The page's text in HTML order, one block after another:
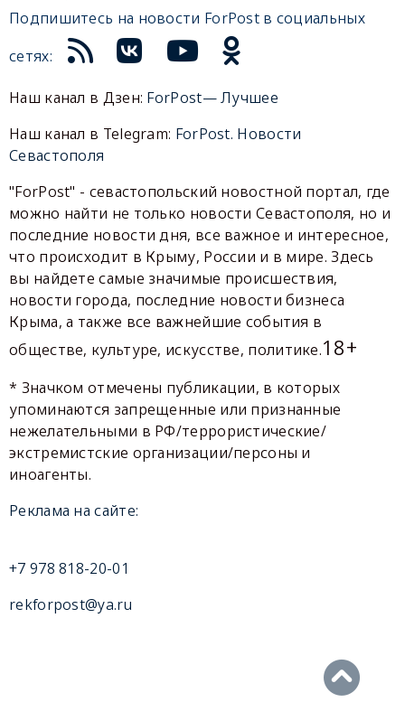
Подпишитесь на новости ForPost в социальных
сетях:
Наш канал в Дзен: ForPost— Лучшее
Наш канал в Telegram: ForPost. Новости
Севастополя
"ForPost" - севастопольский новостной портал, где
можно найти не только новости Севастополя, но и
последние новости дня, все важное и интересное,
что происходит в Крыму, России и в мире. Здесь
вы найдете самые значимые происшествия,
новости города, последние новости бизнеса
Крыма, а также все важнейшие события в
обществе, культуре, искусстве, политике.18+
* Значком отмечены публикации, в которых
упоминаются запрещенные или признанные
нежелательными в РФ/террористические/
экстремистские организации/персоны и
иноагенты.
Реклама на сайте:
+7 978 818-20-01
rekforpost@ya.ru